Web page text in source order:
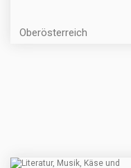
Oberösterreich